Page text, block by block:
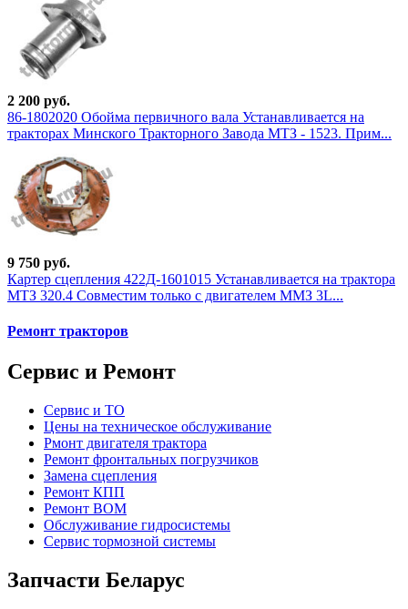
2 200 руб.
86-1802020 Обойма первичного вала Устанавливается на
тракторах Минского Тракторного Завода МТЗ - 1523. Прим...
9 750 руб.
Картер сцепления 422Д-1601015 Устанавливается на трактора
МТЗ 320.4 Совместим только с двигателем ММЗ 3L...
Ремонт тракторов
Сервис и Ремонт
Сервис и ТО
Цены на техническое обслуживание
Рмонт двигателя трактора
Ремонт фронтальных погрузчиков
Замена сцепления
Ремонт КПП
Ремонт ВОМ
Обслуживание гидросистемы
Сервис тормозной системы
Запчасти Беларус